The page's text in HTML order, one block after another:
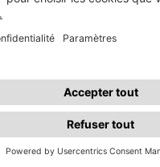
© 2026 Cadeaux d’Affaires
| Politique de
cookies